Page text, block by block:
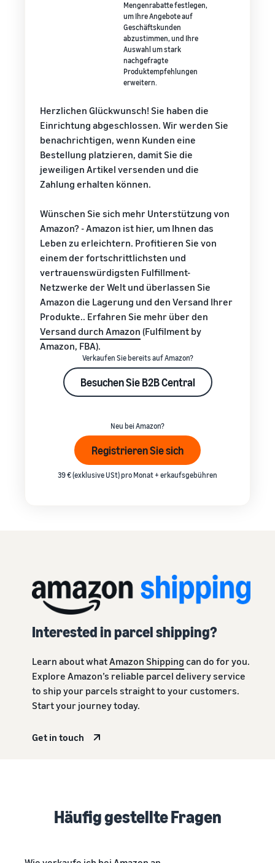
Mengenrabatte festlegen,
um Ihre Angebote auf
Geschäftskunden
abzustimmen, und Ihre
Auswahl um stark
nachgefragte
Produktempfehlungen
erweitern.
Herzlichen Glückwunsch! Sie haben die
Einrichtung abgeschlossen. Wir werden Sie
benachrichtigen, wenn Kunden eine
Bestellung platzieren, damit Sie die
jeweiligen Artikel versenden und die
Zahlung erhalten können.
Wünschen Sie sich mehr Unterstützung von
Amazon? - Amazon ist hier, um Ihnen das
Leben zu erleichtern. Profitieren Sie von
einem der fortschrittlichsten und
vertrauenswürdigsten Fulfillment-
Netzwerke der Welt und überlassen Sie
Amazon die Lagerung und den Versand Ihrer
Produkte.. Erfahren Sie mehr über den
Versand durch Amazon (Fulfilment by
Amazon, FBA).
Verkaufen Sie bereits auf Amazon?
Besuchen Sie B2B Central
Neu bei Amazon?
Registrieren Sie sich
39 € (exklusive USt) pro Monat + erkaufsgebühren
Interested in parcel shipping?
Learn about whatAmazon Shipping can do for you.
Explore Amazon’s reliable parcel delivery service
to ship your parcels straight to your customers.
Start your journey today.
Get in touch
Häufig gestellte Fragen